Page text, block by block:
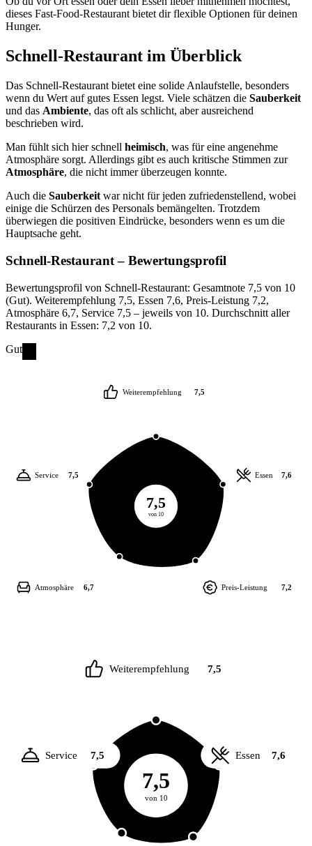
dieses Fast-Food-Restaurant bietet dir flexible Optionen für deinen
Hunger.
Schnell-Restaurant im Überblick
Das Schnell-Restaurant bietet eine solide Anlaufstelle, besonders
wenn du Wert auf gutes Essen legst. Viele schätzen die Sauberkeit
und das Ambiente, das oft als schlicht, aber ausreichend
beschrieben wird.
Man fühlt sich hier schnell heimisch, was für eine angenehme
Atmosphäre sorgt. Allerdings gibt es auch kritische Stimmen zur
Atmosphäre, die nicht immer überzeugen konnte.
Auch die Sauberkeit war nicht für jeden zufriedenstellend, wobei
einige die Schürzen des Personals bemängelten. Trotzdem
überwiegen die positiven Eindrücke, besonders wenn es um die
Hauptsache geht.
Schnell-Restaurant– Bewertungsprofil
Bewertungsprofil von Schnell-Restaurant: Gesamtnote 7,5 von 10
(Gut). Weiterempfehlung 7,5, Essen 7,6, Preis-Leistung 7,2,
Atmosphäre 6,7, Service 7,5 – jeweils von 10. Durchschnitt aller
Restaurants in Essen: 7,2 von 10.
Gut
7,5
von 10
Weiterempfehlung 7,5
Essen 7,6
Preis-Leistung 7,2
Atmosphäre 6,7
Service 7,5
7,5
von 10
Weiterempfehlung 7,5
Essen 7,6
Service 7,5